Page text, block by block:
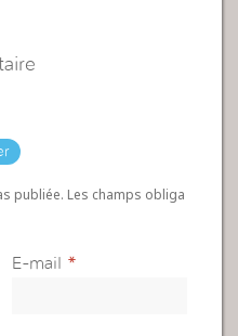
publiée. Les champs obliga
E-mail *